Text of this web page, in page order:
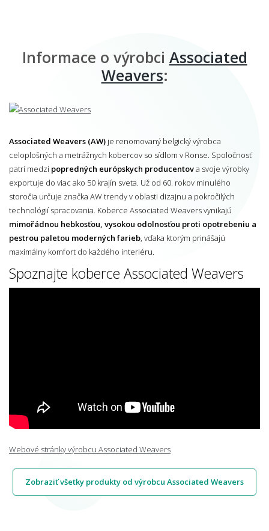
Informace o výrobci Associated
Weavers:
Associated Weavers (AW) je renomovaný belgický výrobca
celoplošných a metrážnych kobercov so sídlom v Ronse. Spoločnosť
patrí medzi popredných európskych producentova svoje výrobky
exportuje do viac ako 50 krajín sveta. Už od 60. rokov minulého
storočia určuje značka AW trendy v oblasti dizajnu a pokročilých
technológií spracovania. Koberce Associated Weavers vynikajú
mimořádnou hebkosťou, vysokou odolnosťou proti opotrebeniu a
pestrou paletou moderných farieb, vďaka ktorým prinášajú
maximálny komfort do každého interiéru.
Spoznajte koberce Associated Weavers
Webové stránky výrobcu Associated Weavers
Zobraziť všetky produkty od výrobcu Associated Weavers